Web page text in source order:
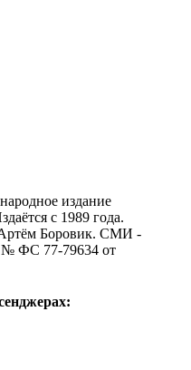
издание
с 1989 года.
Боровик. CМИ -
№ ФС 77-79634 от